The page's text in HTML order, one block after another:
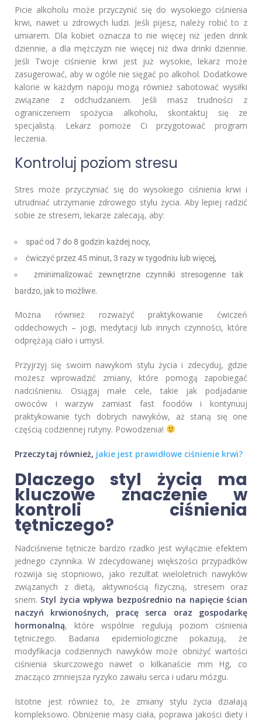
Picie alkoholu może przyczynić się do wysokiego ciśnienia
krwi, nawet u zdrowych ludzi. Jeśli pijesz, należy robić to z
umiarem. Dla kobiet oznacza to nie więcej niż jeden drink
dziennie, a dla mężczyzn nie więcej niż dwa drinki dziennie.
Jeśli Twoje ciśnienie krwi jest już wysokie, lekarz może
zasugerować, aby w ogóle nie sięgać po alkohol. Dodatkowe
kalorie w każdym napoju mogą również sabotować wysiłki
związane z odchudzaniem. Jeśli masz trudności z
ograniczeniem spożycia alkoholu, skontaktuj się ze
specjalistą. Lekarz pomoże Ci przygotować program
leczenia.
Kontroluj poziom stresu
Stres może przyczyniać się do wysokiego ciśnienia krwi i
utrudniać utrzymanie zdrowego stylu życia. Aby lepiej radzić
sobie ze stresem, lekarze zalecają, aby:
spać od 7 do 8 godzin każdej nocy,
ćwiczyć przez 45 minut, 3 razy w tygodniu lub więcej,
zminimalizować zewnętrzne czynniki stresogenne tak
bardzo, jak to możliwe.
Można również rozważyć praktykowanie ćwiczeń
oddechowych – jogi, medytacji lub innych czynności, które
odprężają ciało i umysł.
Przyjrzyj się swoim nawykom stylu życia i zdecyduj, gdzie
możesz wprowadzić zmiany, które pomogą zapobiegać
nadciśnieniu. Osiągaj małe cele, takie jak podjadanie
owoców i warzyw zamiast fast foodów i kontynuuj
praktykowanie tych dobrych nawyków, aż staną się one
częścią codziennej rutyny. Powodzenia!
Przeczytaj również, jakie jest prawidłowe ciśnienie krwi?
Dlaczego styl życia ma
kluczowe znaczenie w
kontroli ciśnienia
tętniczego?
Nadciśnienie tętnicze bardzo rzadko jest wyłącznie efektem
jednego czynnika. W zdecydowanej większości przypadków
rozwija się stopniowo, jako rezultat wieloletnich nawyków
związanych z dietą, aktywnością fizyczną, stresem oraz
snem. Styl życia wpływa bezpośrednio na napięcie ścian
naczyń krwionośnych, pracę serca oraz gospodarkę
hormonalną, które wspólnie regulują poziom ciśnienia
tętniczego. Badania epidemiologiczne pokazują, że
modyfikacja codziennych nawyków może obniżyć wartości
ciśnienia skurczowego nawet o kilkanaście mm Hg, co
znacząco zmniejsza ryzyko zawału serca i udaru mózgu.
Istotne jest również to, że zmiany stylu życia działają
kompleksowo. Obniżenie masy ciała, poprawa jakości diety i